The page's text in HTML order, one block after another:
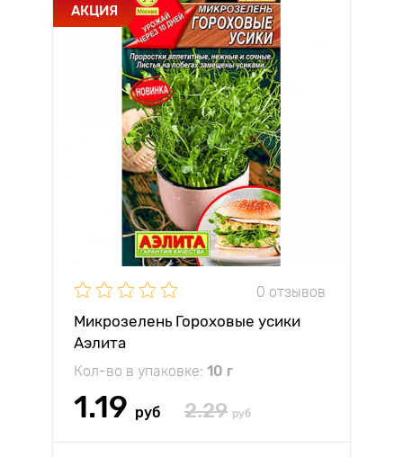
АКЦИЯ
0 отзывов
Микрозелень Гороховые усики
Аэлита
Кол-во в упаковке: 10 г
1.19 руб 2.29 руб